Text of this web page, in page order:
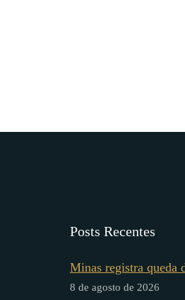
Posts Recentes
Minas registra queda
8 de agosto de 2026